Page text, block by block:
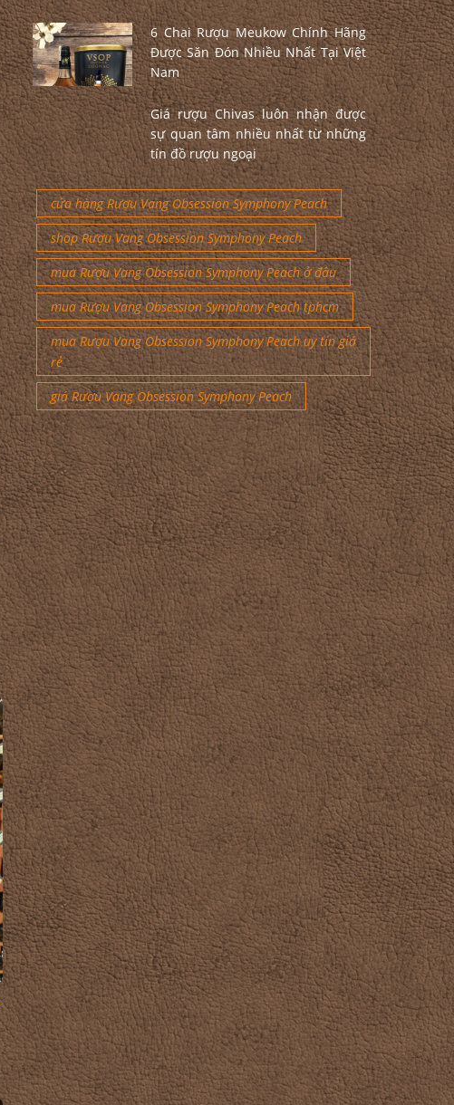
6 Chai Rượu Meukow Chính Hãng
Được Săn Đón Nhiều Nhất Tại Việt
Nam
Giá rượu Chivas luôn nhận được
sự quan tâm nhiều nhất từ những
tín đồ rượu ngoại
cửa hàng Rượu Vang Obsession Symphony Peach
shop Rượu Vang Obsession Symphony Peach
mua Rượu Vang Obsession Symphony Peach ở đâu
mua Rượu Vang Obsession Symphony Peach tphcm
mua Rượu Vang Obsession Symphony Peach uy tín giá
rẻ
giá Rượu Vang Obsession Symphony Peach